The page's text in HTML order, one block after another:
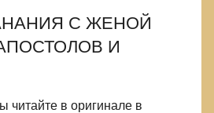
С ЖЕНОЙ
И
читайте в оригинале в